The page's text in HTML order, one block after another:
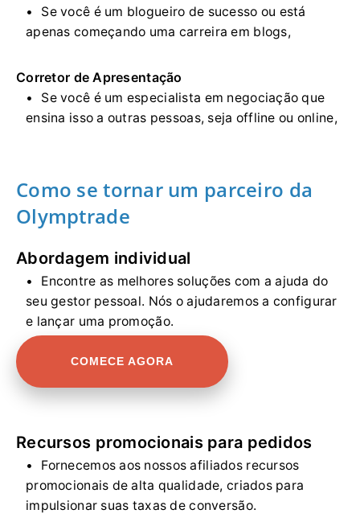
Se você é um blogueiro de sucesso ou está
apenas começando uma carreira em blogs,
Corretor de Apresentação
Se você é um especialista em negociação que
ensina isso a outras pessoas, seja offline ou online,
Como se tornar um parceiro da
Olymptrade
Abordagem individual
Encontre as melhores soluções com a ajuda do
seu gestor pessoal. Nós o ajudaremos a configurar
e lançar uma promoção.
COMECE AGORA
Recursos promocionais para pedidos
Fornecemos aos nossos afiliados recursos
promocionais de alta qualidade, criados para
impulsionar suas taxas de conversão.